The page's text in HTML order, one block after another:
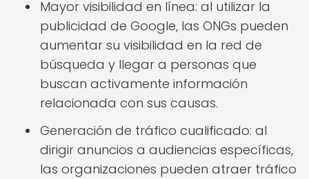
Mayor visibilidad en línea: al utilizar la
publicidad de Google, las ONGs pueden
aumentar su visibilidad en la red de
búsqueda y llegar a personas que
buscan activamente información
relacionada con sus causas.
Generación de tráfico cualificado: al
dirigir anuncios a audiencias específicas,
las organizaciones pueden atraer tráfico